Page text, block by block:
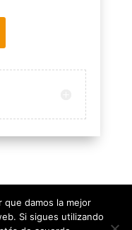
que damos la mejor
Si sigues utilizando